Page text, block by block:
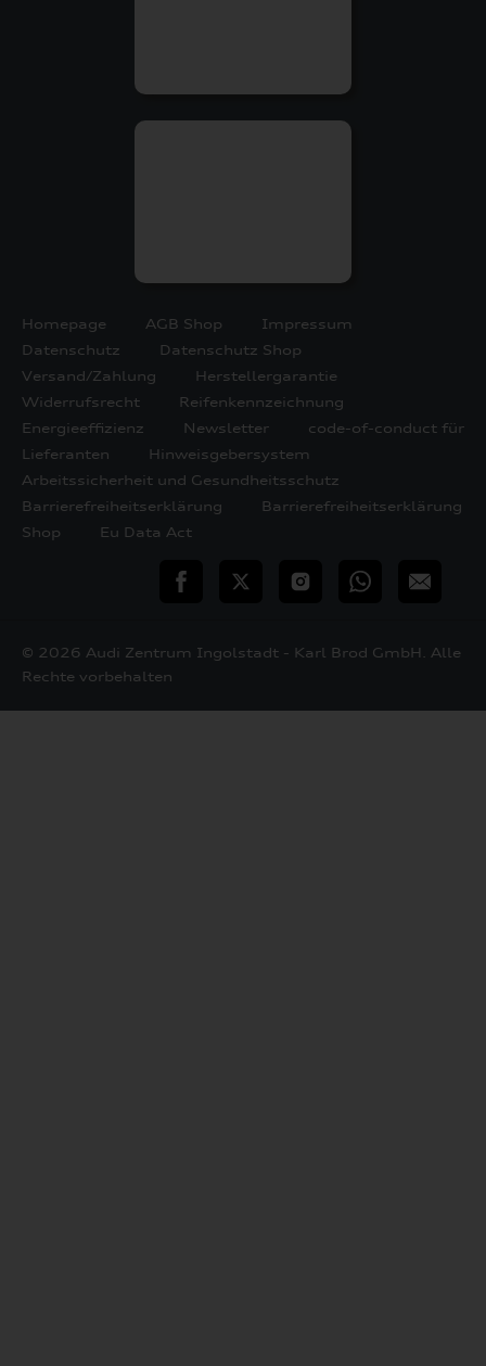
Homepage AGB Shop
Impressum
Datenschutz
Datenschutz Shop
Versand/Zahlung
Herstellergarantie
Widerrufsrecht
Reifenkennzeichnung
Energieeffizienz
Newsletter
code-of-conduct für
Lieferanten
Hinweisgebersystem
Arbeitssicherheit und Gesundheitsschutz
Barrierefreiheitserklärung
Barrierefreiheitserklärung
Shop
Eu Data Act
teilen Twitter InstagramWhatsApp
E-
© 2026 Audi Zentrum Ingolstadt - Karl Brod GmbH. Alle
Rechte vorbehalten